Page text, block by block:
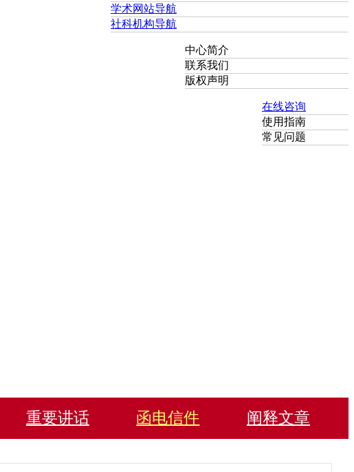
学术网站导航
社科机构导航
中心简介
联系我们
版权声明
在线咨询
使用指南
常见问题
重要讲话 函电信件 阐释文章